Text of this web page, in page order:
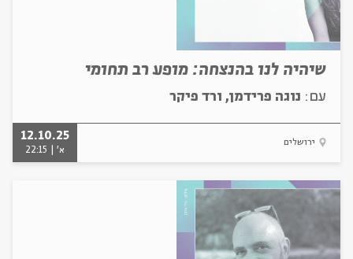
שיהיה לנו בהנצחה: מופע רב תחומי
עם: נוגה פרידמן, ורד פיקר
ירושלים
12.10.25
א' | 22:15